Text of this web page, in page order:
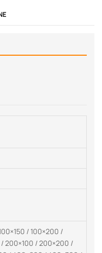
/ 100×200 /
/ 200×100 / 200×200 /